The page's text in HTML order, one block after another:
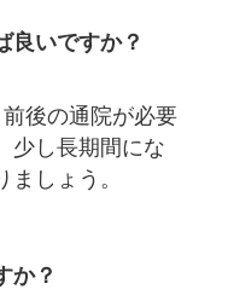
良いですか？
後の通院が必要
少し長期間にな
ましょう。
か？